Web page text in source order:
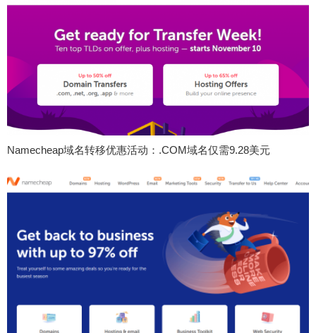
Namecheap域名转移优惠活动：.COM域名仅需9.28美元